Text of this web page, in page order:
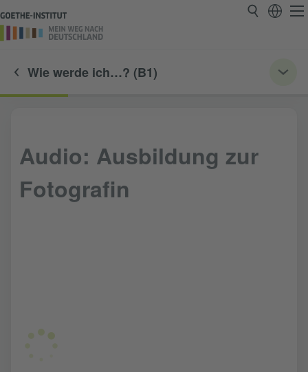
Wie werde ich…? (B1)
Audio: Ausbildung zur
Fotografin